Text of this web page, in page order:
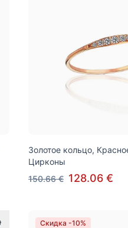
Золотое кольцо,
Цирконы
150.66 € 128.06 €
Скидка -10%